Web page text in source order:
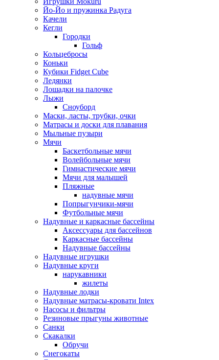
Йо-Йо и пружинка Радуга
Качели
Кегли
Городки
Гольф
Кольцебросы
Коньки
Кубики Fidget Cube
Ледянки
Лошадки на палочке
Лыжи
Сноуборд
Маски, ласты, трубки, очки
Матрасы и доски для плавания
Мыльные пузыри
Мячи
Баскетбольные мячи
Волейбольные мячи
Гимнастические мячи
Мячи для малышей
Пляжные
надувные мячи
Попрыгунчики-мячи
Футбольные мячи
Надувные и каркасные бассейны
Аксессуары для бассейнов
Каркасные бассейны
Надувные бассейны
Надувные игрушки
Надувные круги
нарукавники
жилеты
Надувные лодки
Надувные матрасы-кровати Intex
Насосы и фильтры
Резиновые прыгуны животные
Санки
Скакалки
Обручи
Снегокаты